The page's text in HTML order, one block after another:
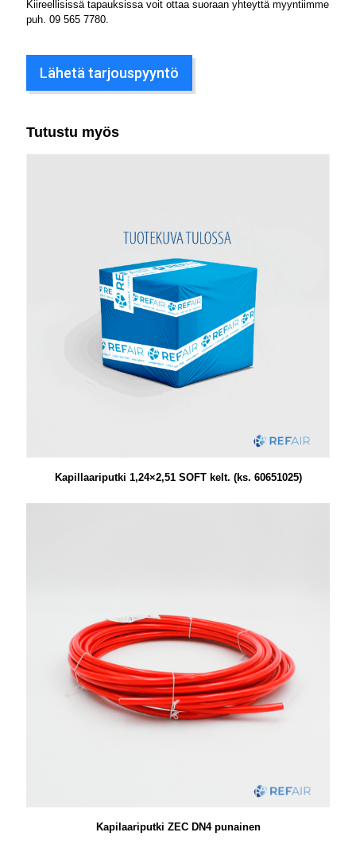
Kiireellisissä tapauksissa voit ottaa suoraan yhteyttä myyntiimme
puh. 09 565 7780
Lähetä tarjouspyyntö
Tutustu myös
Kapillaariputki 1,24×2,51 SOFT kelt. (ks. 60651025)
Kapilaariputki ZEC DN4 punainen